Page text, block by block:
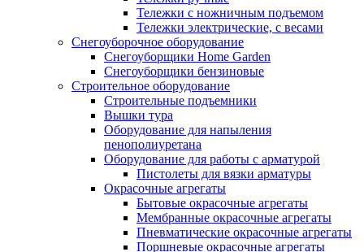
Тележки с ножничным подъемом
Тележки электрические, с весами
Снегоуборочное оборудование
Снегоуборщики Home Garden
Снегоуборщики бензиновые
Строительное оборудование
Cтроительные подъемники
Вышки тура
Оборудование для напыления
пенополиуретана
Оборудование для работы с арматурой
Пистолеты для вязки арматуры
Окрасочные агрегаты
Бытовые окрасочные агрегаты
Мембранные окрасочные агрегаты
Пневматические окрасочные агрегаты
Поршневые окрасочные агрегаты